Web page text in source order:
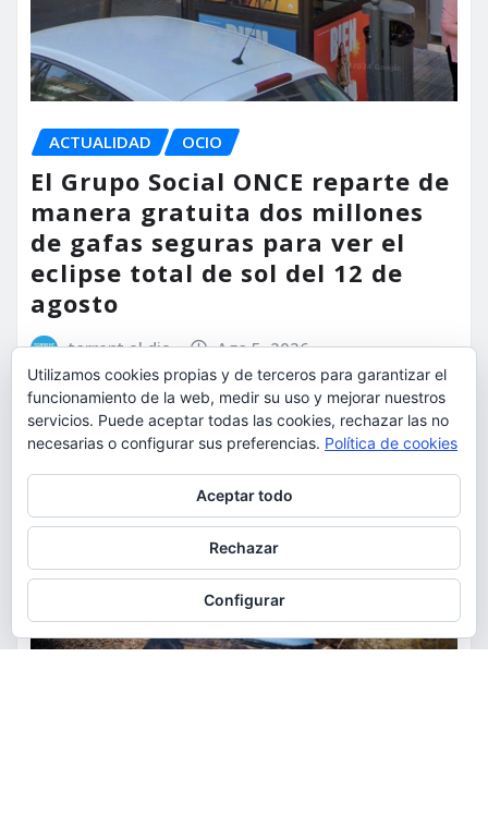
ACTUALIDAD OCIO
El Grupo Social ONCE reparte de
manera gratuita dos millones
de gafas seguras para ver el
eclipse total de sol del 12 de
agosto
torrent al dia Ago 5, 2026
Utilizamos cookies propias y de terceros para garantizar el
funcionamiento de la web, medir su uso y mejorar nuestros
servicios. Puede aceptar todas las cookies, rechazar las no
necesarias o configurar sus preferencias. Política de cookies
Aceptar todo
Rechazar
Configurar
Para obtener más información, incluido cómo gestionar las cookies,